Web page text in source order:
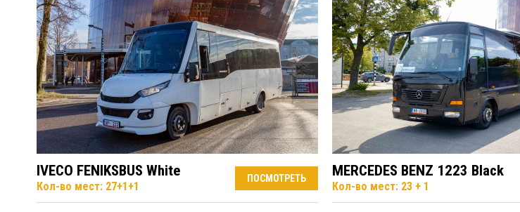
IVECO FENIKSBUS White
Кол-во мест: 27+1+1
ПОСМОТРЕТЬ MERCEDES BENZ 1223 Black
Кол-во мест: 23 + 1